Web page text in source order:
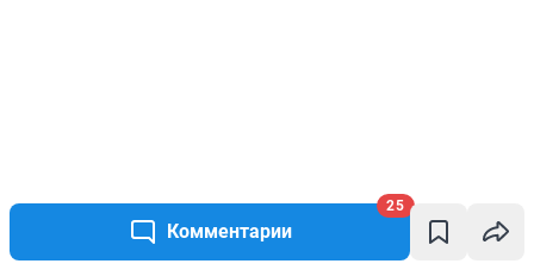
Комментарии
25